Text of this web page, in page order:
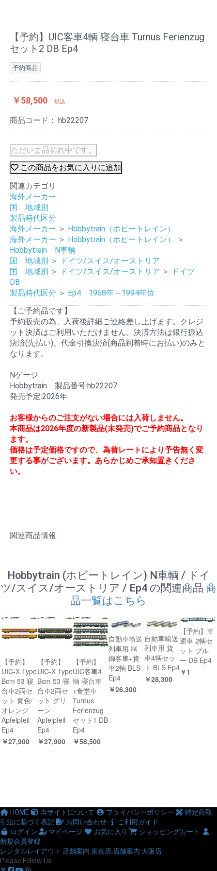
【予約】UIC客車4輌 寝台車 Turnus Ferienzug
セット2 DB Ep4
予約商品
￥58,500 税込
商品コード： hb22207
ただいま品切れ中です。
この商品をお気に入りに追加
関連カテゴリ
海外メーカー
国 地域別
製品時代区分
海外メーカー ＞ Hobbytrain（ホビートレイン）
海外メーカー ＞ Hobbytrain（ホビートレイン）
＞
Hobbytrain N車輛
国 地域別 ＞
ドイツ/スイス/オーストリア
国 地域別 ＞ ドイツ/スイス/オーストリア ＞
ドイツ
DB
製品時代区分 ＞ Ep4 1968年～1994年位
【ご予約品です】
予約販売の為、入荷後詳細ご連絡差し上げます。クレジ
ット決済はご利用いただけません。決済方法は銀行振込
決済(先払い)、代金引換決済(商品到着時にお払い)のみと
なります。
Nゲージ
Hobbytrain 製品番号:hb22207
発売予定:2026年
お客様からのご注文がない場合には入荷しません。
本商品は2026年度の新製品(未発売)でご予約商品となり
ます。
価格は予定価格ですので、為替レートにより予告無く変
更する事がございます。あらかじめご承知置きくださ
い。
関連商品情報:
Hobbytrain (ホビートレイン) N車輌 / ドイ
ツ/スイス/オーストリア / Ep4 の関連商品 商
品一覧はこちら
【予約】
UIC-X Type
Bcm 53 寝
台車2両セ
ット 黄色/
オレンジ
Apfelpfeil
Ep4
￥27,900
【予約】
UIC-X Type
Bcm 53 寝
台車2両セ
ット グリ
ーン
Apfelpfeil
Ep4
￥27,900
【予約】
UIC客車4
輌 寝台車
+食堂車
Turnus
Ferienzug
セット1 DB
Ep4
￥58,500
自動車輸送
列車用 制
御客車+貨
車2輌 BLS
Ep4
￥26,300
自動車輸送
列車用 貨
車4輌セッ
ト BLS Ep4
￥28,300
【予約】車
運車 2輌セ
ット ブル
ー DB Ep4
￥1
HOME 当サイトについて プライバシーポリシー
特定商取
引法に基づく表記
お問い合わせ
ご利用ガイド
ログイン
マイページ お気に入り
ショッピングカート
新規会員登録
レンタルレイアウト 店舗案内 東京店 店舗案内 大阪店
Please Follow Us.